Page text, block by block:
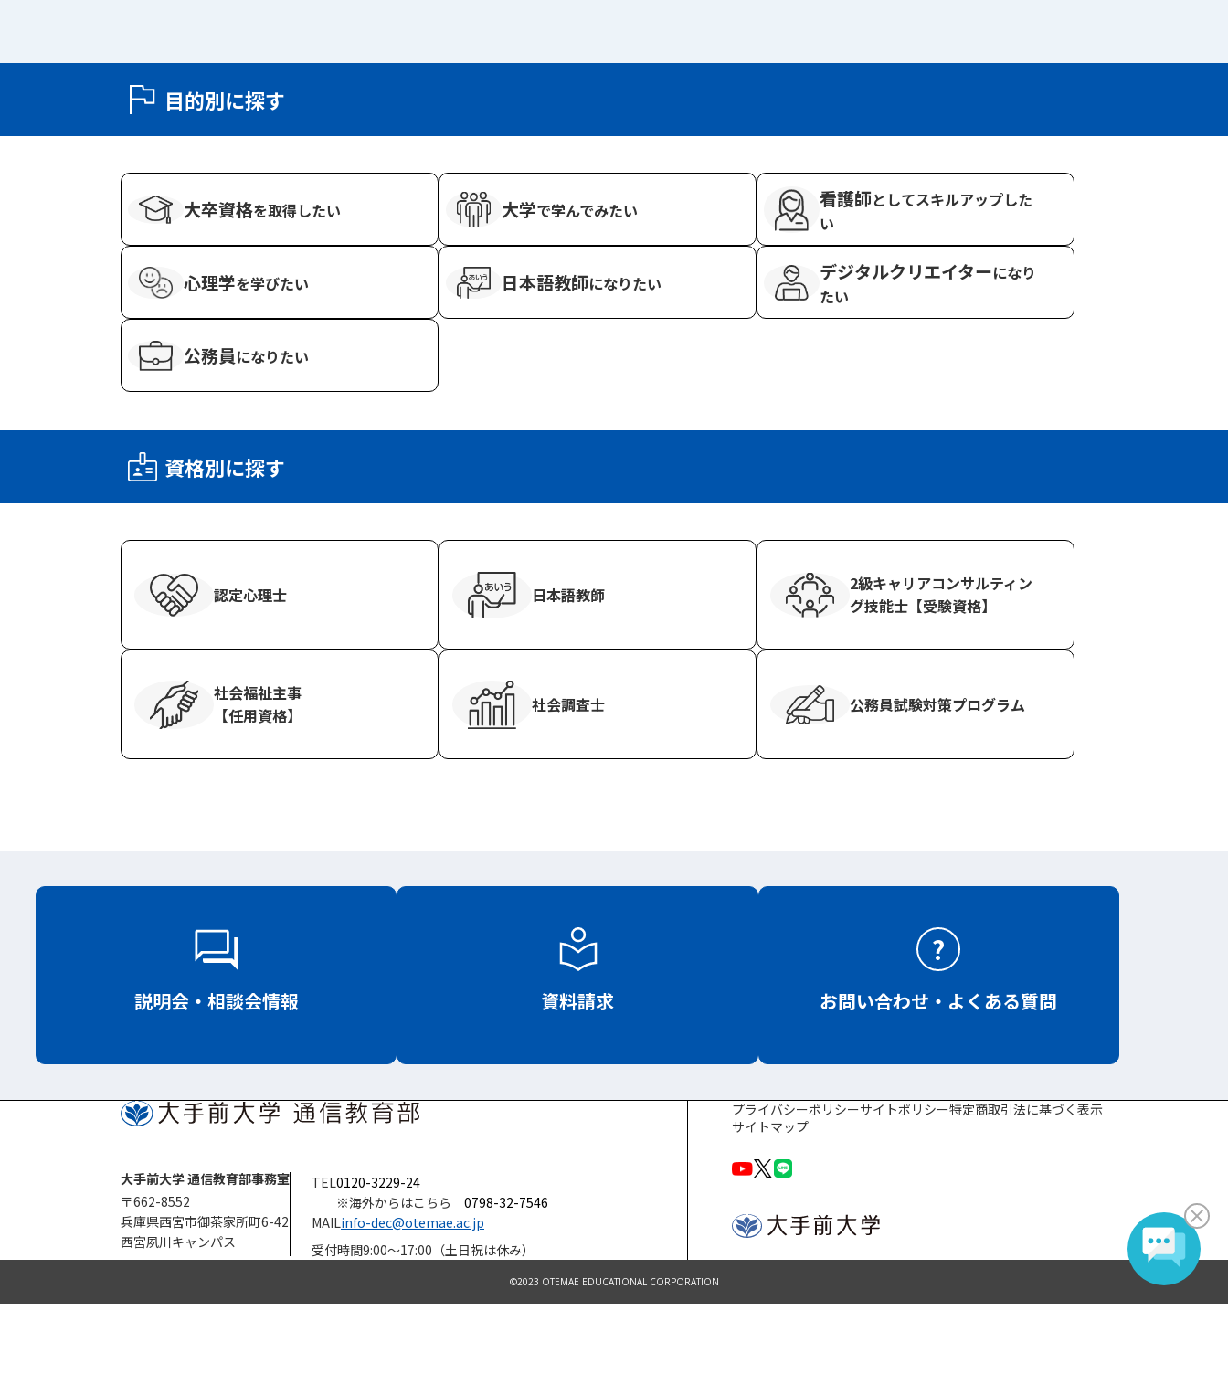
目的別に探す
大卒資格を取得したい 大学で学んでみたい
看護師としてスキルアップした
い
心理学を学びたい 日本語教師になりたい
デジタルクリエイターになり
たい
公務員になりたい
資格別に探す
認定心理士 日本語教師
2級キャリアコンサルティン
グ技能士 【受験資格】
社会福祉主事
【任用資格】
社会調査士 公務員試験対策プログラム
説明会・相談会情報 資料請求
?
お問い合わせ・よくある質問
大手前大学 通信教育部事務室
〒662-8552
兵庫県西宮市御茶家所町6-42
西宮夙川キャンパス
TEL0120-3229-24
※海外からはこちら 0798-32-7546
MAILinfo-dec@otemae.ac.jp
受付時間9:00～17:00（土日祝は休み）
プライバシーポリシーサイトポリシー特定商取引法に基づく表示
サイトマップ
©2023 OTEMAE EDUCATIONAL CORPORATION